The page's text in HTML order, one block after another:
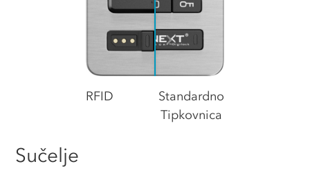
RFID
Standardno
Tipkovnica
Sučelje